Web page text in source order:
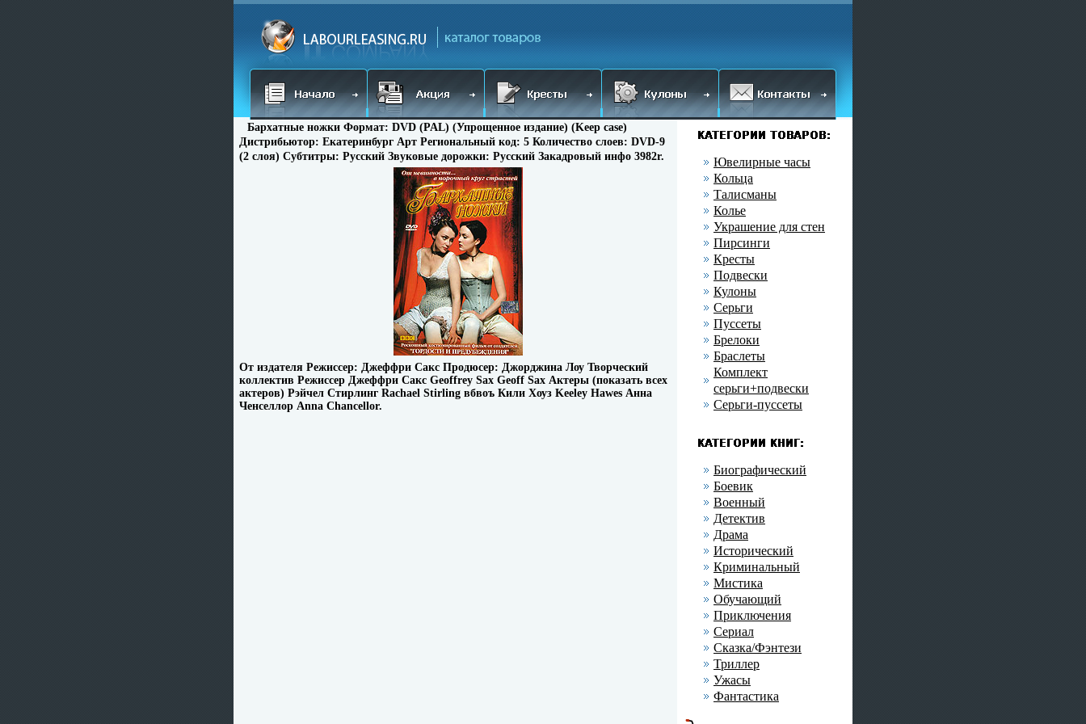
Бархатные ножки Формат: DVD (PAL) (Упрощенное издание) (Keep case)
Дистрибьютор: Екатеринбург Арт Региональный код: 5 Количество слоев: DVD-9
(2 слоя) Субтитры: Русский Звуковые дорожки: Русский Закадровый инфо 3982r.
От издателя Режиссер: Джеффри Сакс Продюсер: Джорджина Лоу Творческий
коллектив Режиссер Джеффри Сакс Geoffrey Sax Geoff Sax Актеры (показать всех
актеров) Рэйчел Стирлинг Rachael Stirling вбвоъ Кили Хоуз Keeley Hawes Анна
Ченселлор Anna Chancellor.
Ювелирные часы
Кольца
Талисманы
Колье
Украшение для стен
Пирсинги
Кресты
Подвески
Кулоны
Серьги
Пуссеты
Брелоки
Браслеты
Комплект
серьги+подвески
Серьги-пуссеты
Биографический
Боевик
Военный
Детектив
Драма
Исторический
Криминальный
Мистика
Обучающий
Приключения
Сериал
Сказка/Фэнтези
Триллер
Ужасы
Фантастика